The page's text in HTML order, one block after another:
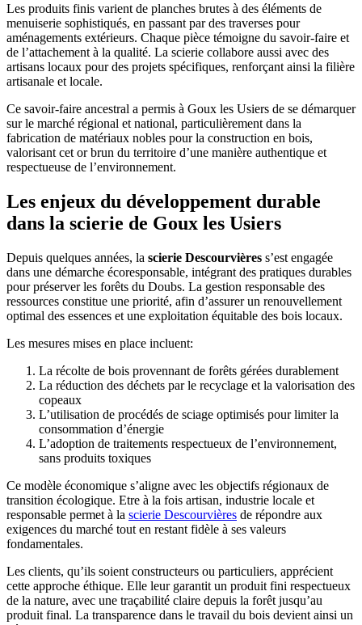
Les produits finis varient de planches brutes à des éléments de
menuiserie sophistiqués, en passant par des traverses pour
aménagements extérieurs. Chaque pièce témoigne du savoir-faire et
de l’attachement à la qualité. La scierie collabore aussi avec des
artisans locaux pour des projets spécifiques, renforçant ainsi la filière
artisanale et locale.
Ce savoir-faire ancestral a permis à Goux les Usiers de se démarquer
sur le marché régional et national, particulièrement dans la
fabrication de matériaux nobles pour la construction en bois,
valorisant cet or brun du territoire d’une manière authentique et
respectueuse de l’environnement.
Les enjeux du développement durable
dans la scierie de Goux les Usiers
Depuis quelques années, la scierie Descourvières s’est engagée
dans une démarche écoresponsable, intégrant des pratiques durables
pour préserver les forêts du Doubs. La gestion responsable des
ressources constitue une priorité, afin d’assurer un renouvellement
optimal des essences et une exploitation équitable des bois locaux.
Les mesures mises en place incluent:
La récolte de bois provennant de forêts gérées durablement
La réduction des déchets par le recyclage et la valorisation des
copeaux
L’utilisation de procédés de sciage optimisés pour limiter la
consommation d’énergie
L’adoption de traitements respectueux de l’environnement,
sans produits toxiques
Ce modèle économique s’aligne avec les objectifs régionaux de
transition écologique. Etre à la fois artisan, industrie locale et
responsable permet à la scierie Descourvières de répondre aux
exigences du marché tout en restant fidèle à ses valeurs
fondamentales.
Les clients, qu’ils soient constructeurs ou particuliers, apprécient
cette approche éthique. Elle leur garantit un produit fini respectueux
de la nature, avec une traçabilité claire depuis la forêt jusqu’au
produit final. La transparence dans le travail du bois devient ainsi un